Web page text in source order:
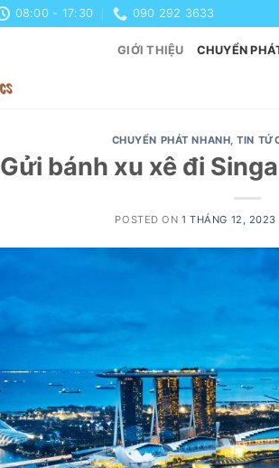
08:00 - 17:30 090 292 3633
GIỚI THIỆU CHUYỂN
CHUYỂN PHÁT NHANH,TIN
Gửi bánh xu xê đi
POSTED ON1 THÁNG 12, 2023